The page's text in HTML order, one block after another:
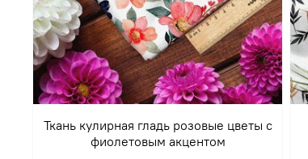
Ткань кулирная гладь розовые цветы с
фиолетовым акцентом